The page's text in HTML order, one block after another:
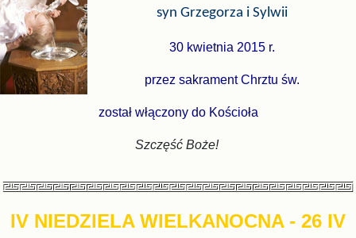
syn Grzegorza i Sylwii
30 kwietnia 2015 r.
przez sakrament Chrztu św.
został włączony do Kościoła
Szczęść Boże!
IV NIEDZIELA WIELKANOCNA - 26 IV